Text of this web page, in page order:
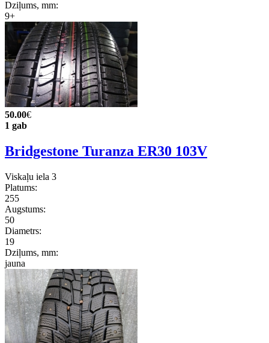
Dziļums, mm:
9+
50.00€
1 gab
Bridgestone Turanza ER30 103V
Viskaļu iela 3
Platums:
255
Augstums:
50
Diametrs:
19
Dziļums, mm:
jauna